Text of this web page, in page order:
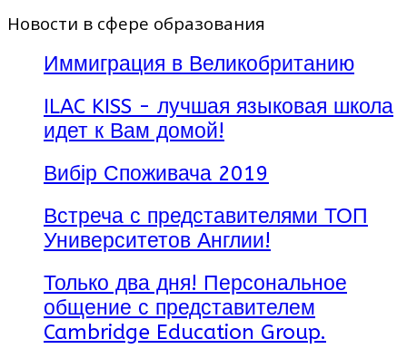
Новости в сфере образования
Иммиграция в Великобританию
ILAC KISS - лучшая языковая школа
идет к Вам домой!
Вибір Споживача 2019
Встреча с представителями ТОП
Университетов Англии!
Только два дня! Персональное
общение с представителем
Cambridge Education Group.